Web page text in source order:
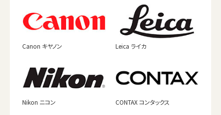
Canon キヤノン Leica ライカ
Nikon ニコン CONTAX コンタックス